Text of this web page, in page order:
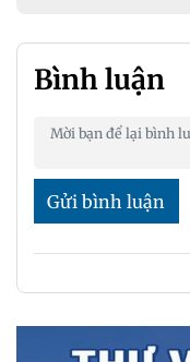
Bình luận
Gửi bình luận